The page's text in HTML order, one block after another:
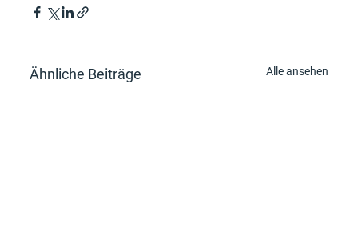
Ähnliche Beiträge Alle ansehen